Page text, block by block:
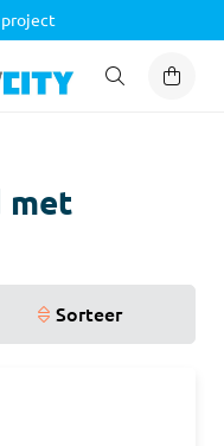
project
met
Sorteer